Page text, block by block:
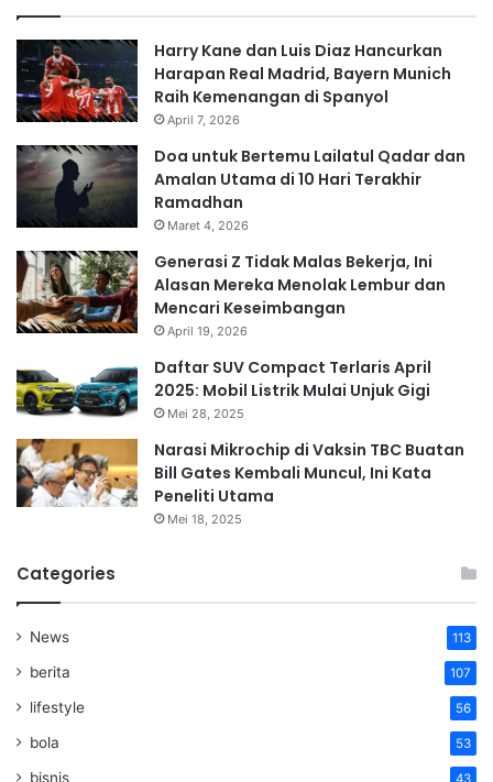
Harry Kane dan Luis Diaz Hancurkan
Harapan Real Madrid, Bayern Munich
Raih Kemenangan di Spanyol
April 7, 2026
Doa untuk Bertemu Lailatul Qadar dan
Amalan Utama di 10 Hari Terakhir
Ramadhan
Maret 4, 2026
Generasi Z Tidak Malas Bekerja, Ini
Alasan Mereka Menolak Lembur dan
Mencari Keseimbangan
April 19, 2026
Daftar SUV Compact Terlaris April
2025: Mobil Listrik Mulai Unjuk Gigi
Mei 28, 2025
Narasi Mikrochip di Vaksin TBC Buatan
Bill Gates Kembali Muncul, Ini Kata
Peneliti Utama
Mei 18, 2025
Categories
News 113
berita 107
lifestyle 56
bola 53
bisnis 43